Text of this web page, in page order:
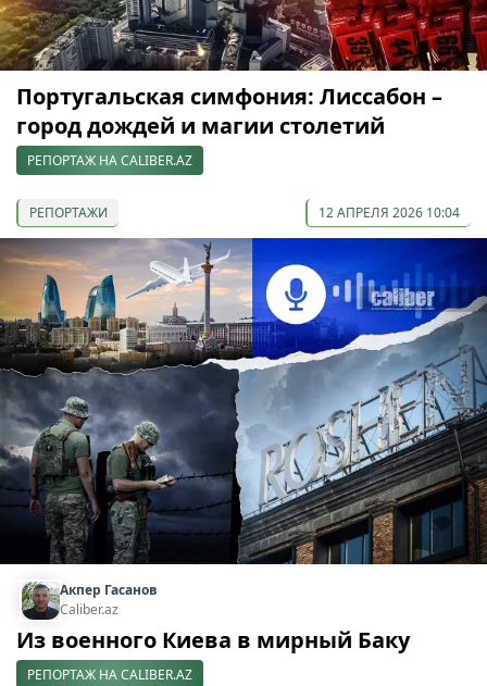
Португальская симфония: Лиссабон –
город дождей и магии столетий
РЕПОРТАЖ НА CALIBER.AZ
РЕПОРТАЖИ 12 АПРЕЛЯ 2026 10:04
Акпер Гасанов
Caliber.az
Из военного Киева в мирный Баку
РЕПОРТАЖ НА CALIBER.AZ